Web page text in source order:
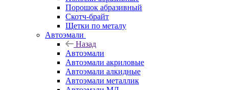
Порошок абразивный
Скотч-брайт
Щетки по металу
Автоэмали
Назад
Автоэмали
Автоэмали акриловые
Автоэмали алкидные
Автоэмали металлик